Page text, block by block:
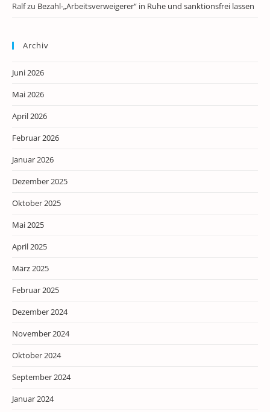
Ralfzu Bezahl-„Arbeitsverweigerer“ in Ruhe und sanktionsfrei lassen
Archiv
Juni 2026
Mai 2026
April 2026
Februar 2026
Januar 2026
Dezember 2025
Oktober 2025
Mai 2025
April 2025
März 2025
Februar 2025
Dezember 2024
November 2024
Oktober 2024
September 2024
Januar 2024